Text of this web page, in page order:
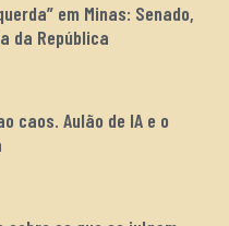
em Minas: Senado,
da República
caos. Aulão de IA e o